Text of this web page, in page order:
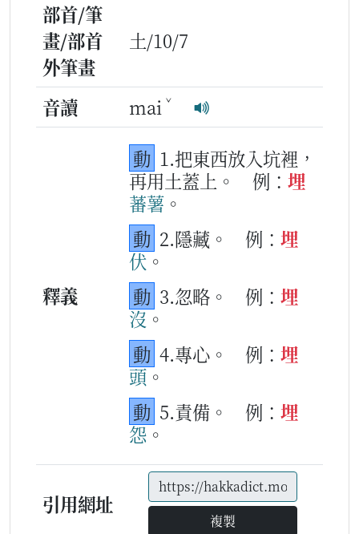
部首/筆
畫/部首
外筆畫
土/10/7
音讀 mai ˇ
釋義
動 1.把東西放入坑裡，
再用土蓋上。
例： 埋
蕃薯 。
動 2.隱藏。 例： 埋
伏。
動 3.忽略。 例： 埋
沒。
動 4.專心。 例： 埋
頭。
動 5.責備。 例： 埋
怨。
引用網址
複製